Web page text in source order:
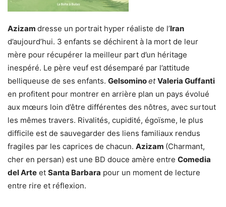
Azizam dresse un portrait hyper réaliste de l’Iran
d’aujourd’hui. 3 enfants se déchirent à la mort de leur
mère pour récupérer la meilleur part d’un héritage
inespéré. Le père veuf est désemparé par l’attitude
belliqueuse de ses enfants. GelsominoetValeria Guffanti
en profitent pour montrer en arrière plan un pays évolué
aux mœurs loin d’être différentes des nôtres, avec surtout
les mêmes travers. Rivalités, cupidité, égoïsme, le plus
difficile est de sauvegarder des liens familiaux rendus
fragiles par les caprices de chacun. Azizam (Charmant,
cher en persan) est une BD douce amère entre Comedia
del Arte et Santa Barbara pour un moment de lecture
entre rire et réflexion.